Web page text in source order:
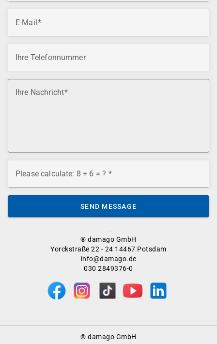
® damago GmbH
Yorckstraße 22 - 24 14467 Potsdam
info@damago.de
030 2849376-0
E-Mail
Ihre Telefonnummer
Ihre Nachricht
Please calculate: 8 + 6 = ?
SEND MESSAGE
® damago GmbH